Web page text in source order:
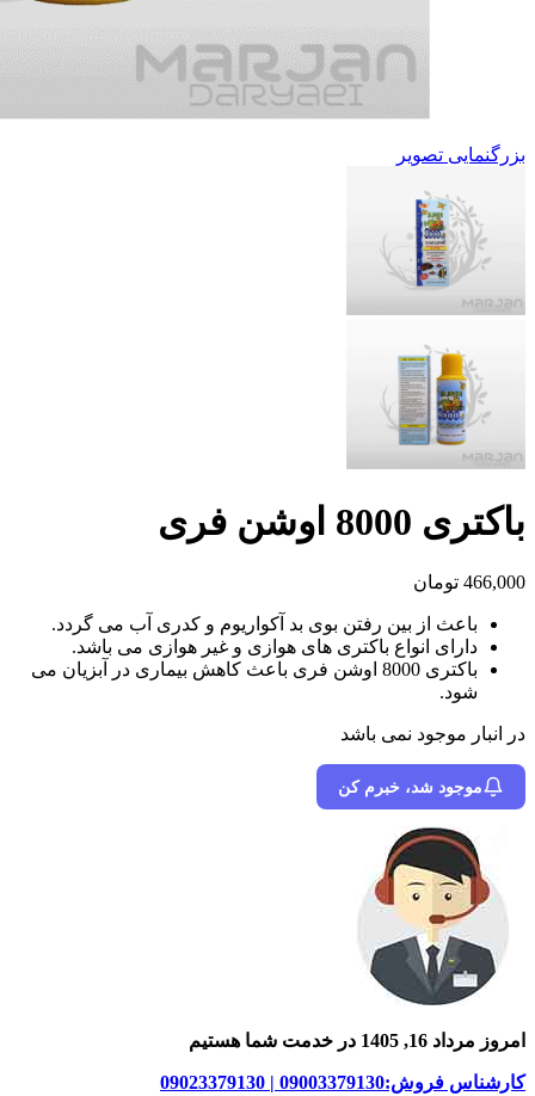
بزرگنمایی تصویر
باکتری 8000 اوشن فری
466,000 تومان
باعث از بین رفتن بوی بد آکواریوم و کدری آب می گردد.
دارای انواع باکتری های هوازی و غیر هوازی می باشد.
باکتری 8000 اوشن فری باعث کاهش بیماری در آبزیان می
شود.
در انبار موجود نمی باشد
موجود شد، خبرم کن
امروز مرداد 16, 1405 در خدمت شما هستیم
کارشناس فروش:09003379130 | 09023379130